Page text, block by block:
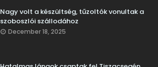
Nagy volt a készültség, tűzoltók vonultak a
szoboszlói szállodához
December 18, 2025